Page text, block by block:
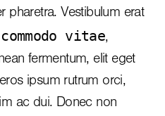
pharetra. Vestibulum erat
commodo vitae,
fermentum, elit eget
ipsum rutrum orci,
ac dui. Donec non